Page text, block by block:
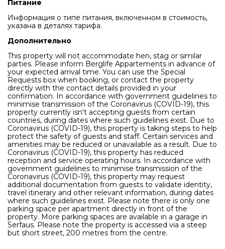
Питание
Информация о типе питания, включенном в стоимость,
указана в деталях тарифа.
Дополнительно
This property will not accommodate hen, stag or similar
parties. Please inform Berglife Appartements in advance of
your expected arrival time. You can use the Special
Requests box when booking, or contact the property
directly with the contact details provided in your
confirmation. In accordance with government guidelines to
minimise transmission of the Coronavirus (COVID-19), this
property currently isn't accepting guests from certain
countries, during dates where such guidelines exist. Due to
Coronavirus (COVID-19), this property is taking steps to help
protect the safety of guests and staff. Certain services and
amenities may be reduced or unavailable as a result. Due to
Coronavirus (COVID-19), this property has reduced
reception and service operating hours. In accordance with
government guidelines to minimise transmission of the
Coronavirus (COVID-19), this property may request
additional documentation from guests to validate identity,
travel itinerary and other relevant information, during dates
where such guidelines exist. Please note there is only one
parking space per apartment directly in front of the
property. More parking spaces are available in a garage in
Serfaus. Please note the property is accessed via a steep
but short street, 200 metres from the centre.